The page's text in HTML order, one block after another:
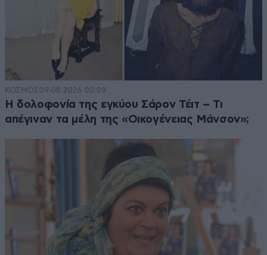
ΚΟΣΜΟΣ09·08·2026 00:09
Η δολοφονία της εγκύου Σάρον Τέιτ – Τι
απέγιναν τα μέλη της «Οικογένειας Μάνσον»;